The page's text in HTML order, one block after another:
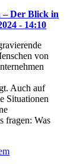
– Der Blick in
- 14:10
von
Auch auf
Situationen
fragen: Was